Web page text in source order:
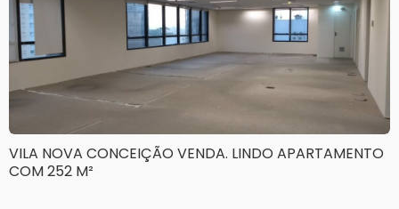
VILA NOVA CONCEIÇÃO VENDA. LINDO APARTAMENTO
COM 252 M²